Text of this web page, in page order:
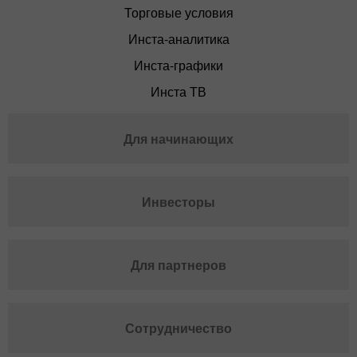
Торговые условия
Инста-аналитика
Инста-графики
Инста ТВ
Для начинающих
Инвесторы
Для партнеров
Сотрудничество